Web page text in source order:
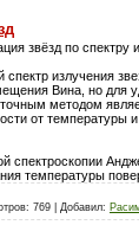
звёзд по
излучения
Вина, но для
методом
от температуры
спектроскопии
температуры
769 Добавил: